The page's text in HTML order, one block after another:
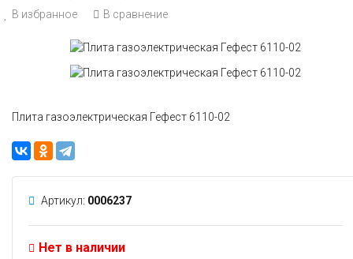
В избранное
В сравнение
Плита газоэлектрическая Гефест 6110-02
Артикул: 0006237
Нет в наличии